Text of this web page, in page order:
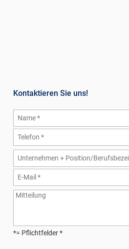
Kontaktieren Sie uns!
*= Pflichtfelder